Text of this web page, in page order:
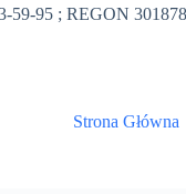
59-95 ; REGON
Strona Główna